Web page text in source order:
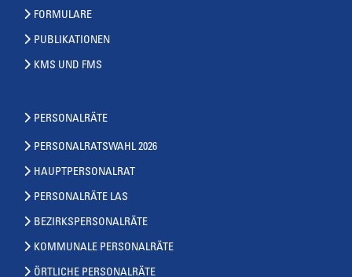
FORMULARE
PUBLIKATIONEN
KMS UND FMS
PERSONALRÄTE
PERSONALRATSWAHL 2026
HAUPTPERSONALRAT
PERSONALRÄTE LAS
BEZIRKSPERSONALRÄTE
KOMMUNALE PERSONALRÄTE
ÖRTLICHE PERSONALRÄTE